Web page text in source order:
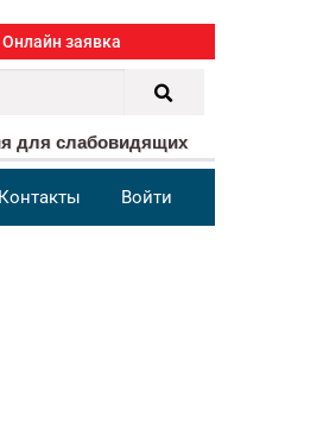
Онлайн заявка
для слабовидящих
Контакты Войти